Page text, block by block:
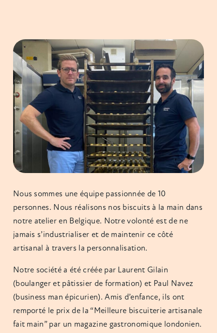
Nous sommes une équipe passionnée de 10
personnes. Nous réalisons nos biscuits à la main dans
notre atelier en Belgique. Notre volonté est de ne
jamais s’industrialiser et de maintenir ce côté
artisanal à travers la personnalisation.
Notre société a été créée par Laurent Gilain
(boulanger et pâtissier de formation) et Paul Navez
(business man épicurien). Amis d’enfance, ils ont
remporté le prix de la “Meilleure biscuiterie artisanale
fait main” par un magazine gastronomique londonien.